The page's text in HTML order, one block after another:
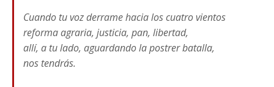
Cuando tu voz derrame hacia los cuatro vientos
reforma agraria, justicia, pan, libertad,
allí, a tu lado, aguardando la postrer batalla,
nos tendrás.